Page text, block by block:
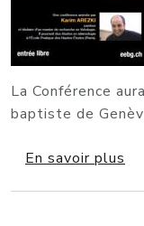
La Conférence
baptiste de
En savoir plus